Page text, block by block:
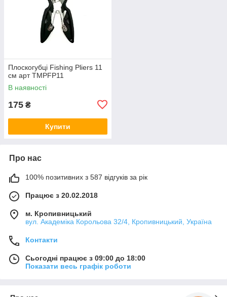
Плоскогубці Fishing Pliers 11
см арт TMPFP11
В наявності
175 ₴
Купити
Про нас
100% позитивних з 587 відгуків за рік
Працює з 20.02.2018
м. Кропивницький
вул. Академіка Корольова 32/4, Кропивницький, Україна
Контакти
Сьогодні працює з 09:00 до 18:00
Показати весь графік роботи